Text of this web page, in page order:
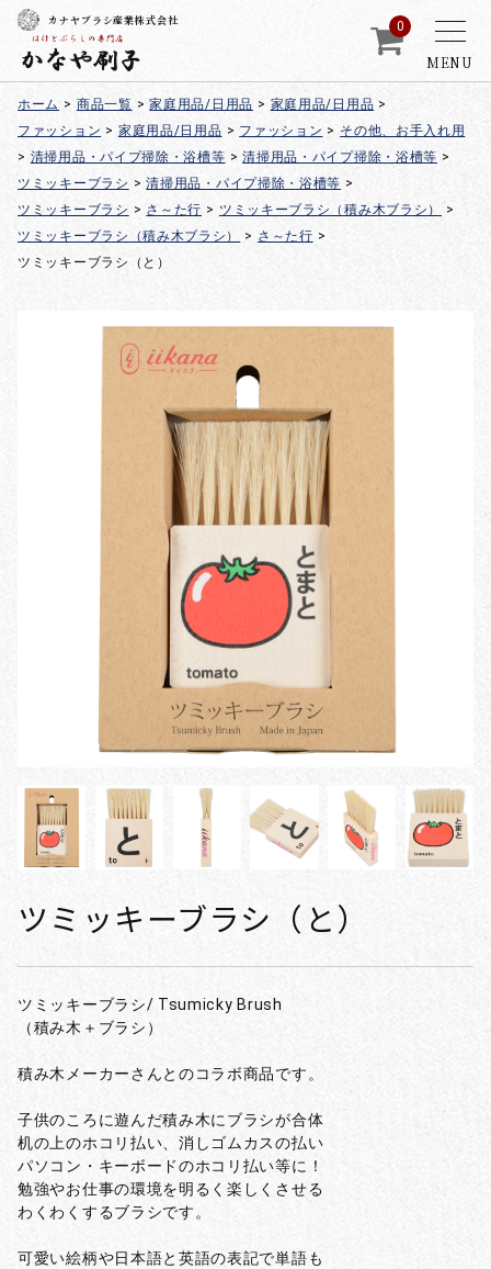
MENU
カナヤブラシ産業株式会社 0
ホーム > 商品一覧 > 家庭用品/日用品 > 家庭用品/日用品 >
ファッション > 家庭用品/日用品 > ファッション > その他、お手入れ用
> 清掃用品・パイプ掃除・浴槽等 > 清掃用品・パイプ掃除・浴槽等 >
ツミッキーブラシ > 清掃用品・パイプ掃除・浴槽等 >
ツミッキーブラシ > さ～た行 > ツミッキーブラシ（積み木ブラシ）
>
ツミッキーブラシ（積み木ブラシ）
> さ～た行 >
ツミッキーブラシ（と）
ツミッキーブラシ（と）
ツミッキーブラシ/ Tsumicky Brush
（積み木＋ブラシ）
積み木メーカーさんとのコラボ商品です。
子供のころに遊んだ積み木にブラシが合体
机の上のホコリ払い、消しゴムカスの払い
パソコン・キーボードのホコリ払い等に！
勉強やお仕事の環境を明るく楽しくさせる
わくわくするブラシです。
可愛い絵柄や日本語と英語の表記で単語も